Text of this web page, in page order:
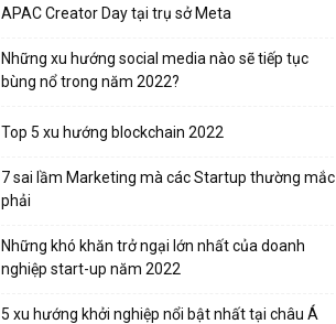
APAC Creator Day tại trụ sở Meta
Những xu hướng social media nào sẽ tiếp tục
bùng nổ trong năm 2022?
Top 5 xu hướng blockchain 2022
7 sai lầm Marketing mà các Startup thường mắc
phải
Những khó khăn trở ngại lớn nhất của doanh
nghiệp start-up năm 2022
5 xu hướng khởi nghiệp nổi bật nhất tại châu Á